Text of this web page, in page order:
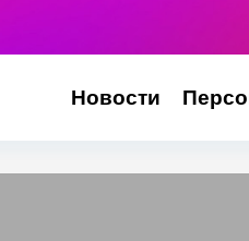
Новости